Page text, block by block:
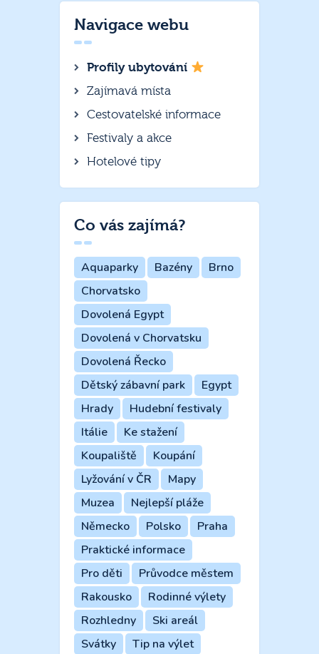
Navigace webu
Profily ubytování
Zajímavá místa
Cestovatelské informace
Festivaly a akce
Hotelové tipy
Co vás zajímá?
Aquaparky Bazény
Brno
Chorvatsko
Dovolená Egypt
Dovolená v Chorvatsku
Dovolená Řecko
Dětský zábavní park
Egypt
Hrady
Hudební festivaly
Itálie
Ke stažení
Koupaliště
Koupání
Lyžování v ČR
Mapy
Muzea
Nejlepší pláže
Německo
Polsko
Praha
Praktické informace
Pro děti
Průvodce městem
Rakousko
Rodinné výlety
Rozhledny
Ski areál
Svátky
Tip na výlet